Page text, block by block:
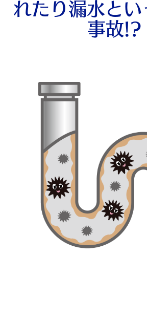
れたり漏水とい
事故!?